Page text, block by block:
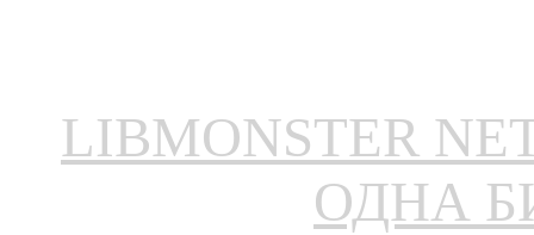
LIBMONSTER
ОДНА